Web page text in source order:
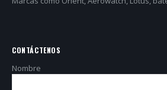
CONTÁCTENOS
Nombre